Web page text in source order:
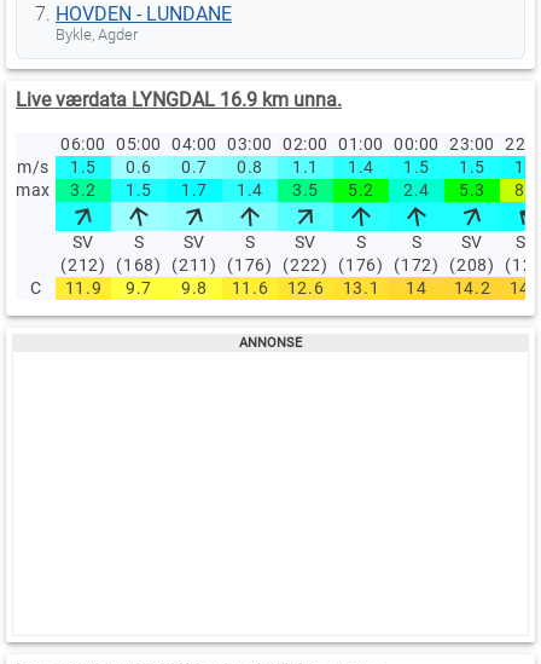
HOVDEN - LUNDANE
Bykle, Agder
Live værdata LYNGDAL 16.9 km unna.
06:00 05:00 04:00 03:00 02:00 01:00 00:00 23:00
m/s
1.5 0.6 0.7 0.8 1.1 1.4 1.5 1.5
1.6
max
3.2 1.5 1.7 1.4 3.5 5.2 2.4 5.3 8.1
SV
(212)
S
(168)
SV
(211)
S
(176)
SV
(222)
S
(176)
S
(172)
SV
(208)
SØ
C
11.9 9.7 9.8 11.6 12.6 13.1 14 14.2